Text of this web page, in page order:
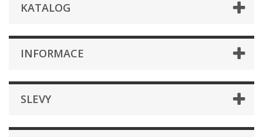
KATALOG
INFORMACE
SLEVY